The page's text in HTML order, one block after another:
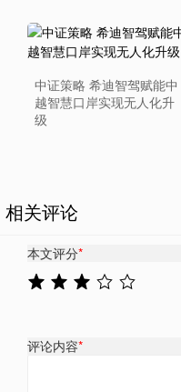
中证策略 希迪智驾赋能中
越智慧口岸实现无人化升
级
相关评论
本文评分*
评论内容*